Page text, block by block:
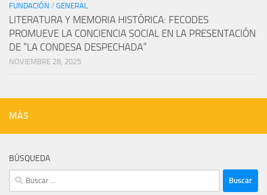
FUNDACIÓN / GENERAL
LITERATURA Y MEMORIA HISTÓRICA: FECODES
PROMUEVE LA CONCIENCIA SOCIAL EN LA PRESENTACIÓN
DE “LA CONDESA DESPECHADA”
NOVIEMBRE 28, 2025
MÁS
BÚSQUEDA
Buscar: